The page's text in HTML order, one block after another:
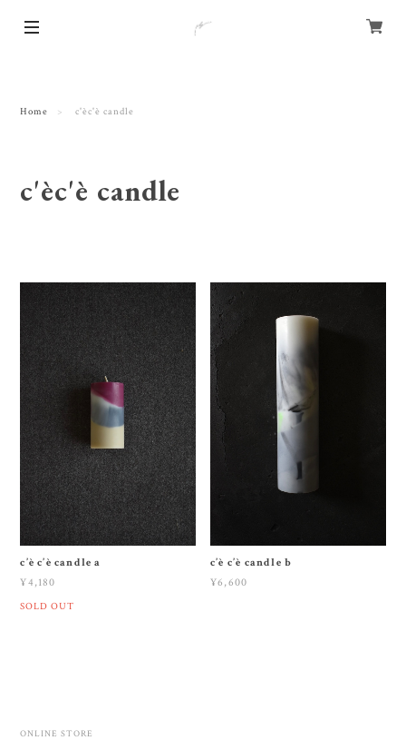
Home c'èc'è candle
c'èc'è candle
c’è c’è candle a
¥4,180
SOLD OUT
c’è c’è candle b
¥6,600
ONLINE STORE